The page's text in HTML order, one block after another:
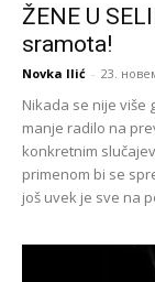
ŽENE U
sramota!
Novka Ilić - 23.
Nikada se nije više
manje radilo na
konkretnim
primenom bi se
još uvek je sve na